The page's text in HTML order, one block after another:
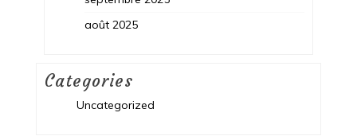
août 2025
Categories
Uncategorized